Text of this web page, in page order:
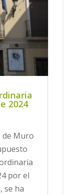
2024
de Muro
por el
se ha